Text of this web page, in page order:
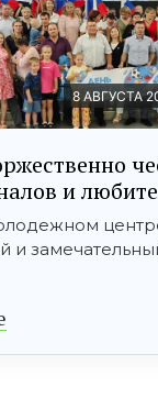
8 АВГУСТА
и
и